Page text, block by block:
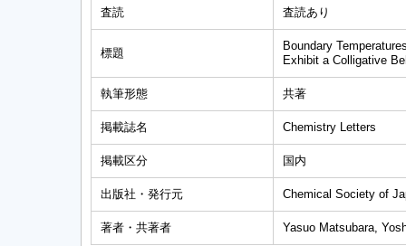
査読 査読あり
標題
Boundary
Exhibit a Colligative
執筆形態 共著
掲載誌名 Chemistry Letters
掲載区分 国内
出版社・発行元 Chemical Society of
著者・共著者 Yasuo Matsubara,